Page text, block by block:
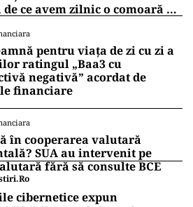
ce avem zilnic o comoară pe
pentru viața de zi cu zi a
ratingul „Baa3 cu
negativă” acordat de
financiare
în cooperarea valutară
SUA au intervenit pe
fără să consulte BCE
cibernetice expun